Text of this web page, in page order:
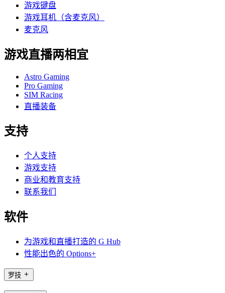
游戏键盘
游戏耳机（含麦克风）
麦克风
游戏直播两相宜
Astro Gaming
Pro Gaming
SIM Racing
直播装备
支持
个人支持
游戏支持
商业和教育支持
联系我们
软件
为游戏和直播打造的 G Hub
性能出色的 Options+
罗技